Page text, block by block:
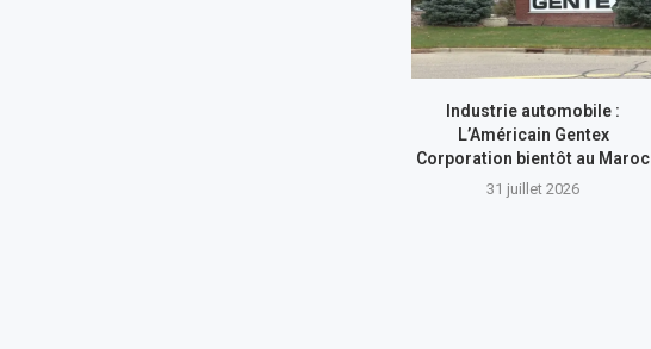
Industrie automobile :
L’Américain Gentex
Corporation bientôt au Maroc
31 juillet 2026